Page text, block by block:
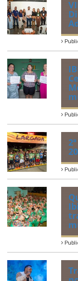
Regulamentação
Perguntas
ÚLTIMAS